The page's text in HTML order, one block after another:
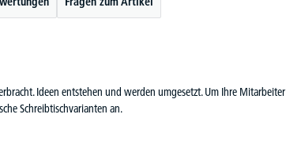
Ideen entstehen und werden umgesetzt. Um Ihre Mitarbeiter
Schreibtischvarianten an.